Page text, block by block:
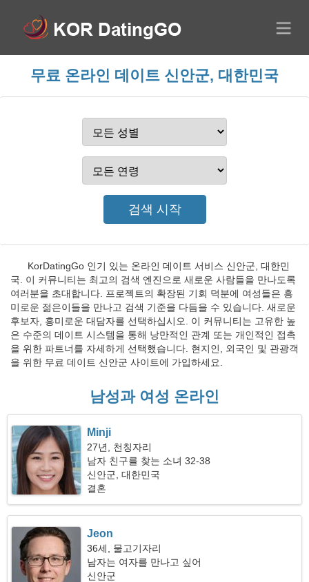
무료 온라인 데이트 신안군, 대한민국
KorDatingGo 인기 있는 온라인 데이트 서비스 신안군, 대한민
국. 이 커뮤니티는 최고의 검색 엔진으로 새로운 사람들을 만나도록
여러분을 초대합니다. 프로젝트의 확장된 기회 덕분에 여성들은 흥
미로운 젊은이들을 만나고 검색 기준을 다듬을 수 있습니다. 새로운
후보자, 흥미로운 대담자를 선택하십시오. 이 커뮤니티는 고유한 높
은 수준의 데이트 시스템을 통해 낭만적인 관계 또는 개인적인 접촉
을 위한 파트너를 자세하게 선택했습니다. 현지인, 외국인 및 관광객
을 위한 무료 데이트 신안군 사이트에 가입하세요.
남성과 여성 온라인
Minji
27년, 천칭자리
남자 친구를 찾는 소녀 32-38
신안군, 대한민국
결혼
Jeon
36세, 물고기자리
남자는 여자를 만나고 싶어
신안군